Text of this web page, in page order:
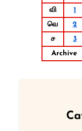
வி
1
வெ
2
ச
3
Archive